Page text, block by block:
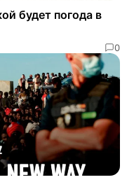
будет погода в
0